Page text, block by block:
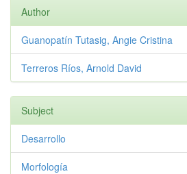
Author
Guanopatín Tutasig, Angie Cristina
Terreros Ríos, Arnold David
Subject
Desarrollo
Morfología